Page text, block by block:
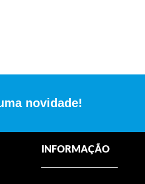
novidade!
INFORMAÇÃO